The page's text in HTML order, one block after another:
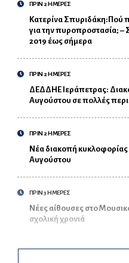
ΠΡΙΝ 2 ΗΜΕΡΕΣ
Κατερίνα Σπυριδάκη:Πού
για την πυροπροστασία; –
2019 έως σήμερα
ΠΡΙΝ 2 ΗΜΕΡΕΣ
ΔΕΔΔΗΕ Ιεράπετρας:
Αυγούστου σε πολλές
ΠΡΙΝ 2 ΗΜΕΡΕΣ
Νέα διακοπή κυκλοφορίας
Αυγούστου
ΠΡΙΝ 3 ΗΜΕΡΕΣ
Νέες αίθουσες στο
σχολική χρονιά